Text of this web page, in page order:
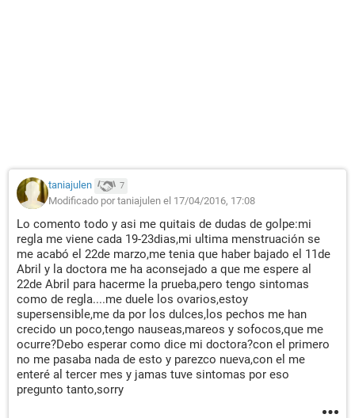
taniajulen 7
Modificado por taniajulen el 17/04/2016, 17:08
Lo comento todo y asi me quitais de dudas de golpe:mi
regla me viene cada 19-23dias,mi ultima menstruación se
me acabó el 22de marzo,me tenia que haber bajado el 11de
Abril y la doctora me ha aconsejado a que me espere al
22de Abril para hacerme la prueba,pero tengo sintomas
como de regla....me duele los ovarios,estoy
supersensible,me da por los dulces,los pechos me han
crecido un poco,tengo nauseas,mareos y sofocos,que me
ocurre?Debo esperar como dice mi doctora?con el primero
no me pasaba nada de esto y parezco nueva,con el me
enteré al tercer mes y jamas tuve sintomas por eso
pregunto tanto,sorry